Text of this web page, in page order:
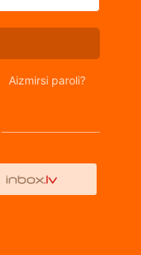
Aizmirsi paroli?